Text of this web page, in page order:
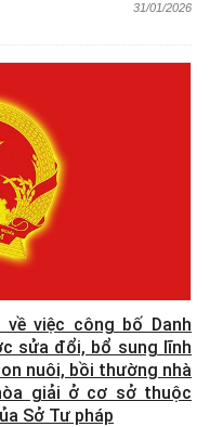
31/01/2026
về việc công bố Danh
sửa đổi, bổ sung lĩnh
nuôi, bồi thường nhà
giải ở cơ sở thuộc
Sở Tư pháp